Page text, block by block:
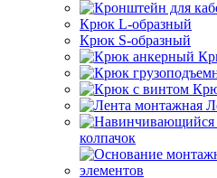
Крюк L-образный
Крюк S-образный
колпачок